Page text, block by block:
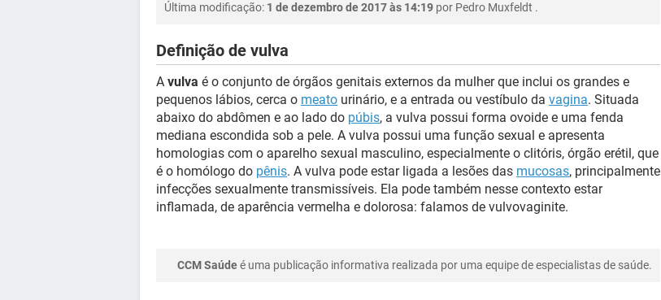
Última modificação: 1 de dezembro de 2017 às 14:19 por Pedro Muxfeldt .
Definição de vulva
A vulva é o conjunto de órgãos genitais externos da mulher que inclui os grandes e
pequenos lábios, cerca o meato urinário, e a entrada ou vestíbulo da vagina. Situada
abaixo do abdômen e ao lado do púbis, a vulva possui forma ovoide e uma fenda
mediana escondida sob a pele. A vulva possui uma função sexual e apresenta
homologias com o aparelho sexual masculino, especialmente o clitóris, órgão erétil, que
é o homólogo do pênis. A vulva pode estar ligada a lesões das mucosas, principalmente
infecções sexualmente transmissíveis. Ela pode também nesse contexto estar
inflamada, de aparência vermelha e dolorosa: falamos de vulvovaginite.
CCM Saúdeé uma publicação informativa realizada por uma equipe de especialistas de saúde.